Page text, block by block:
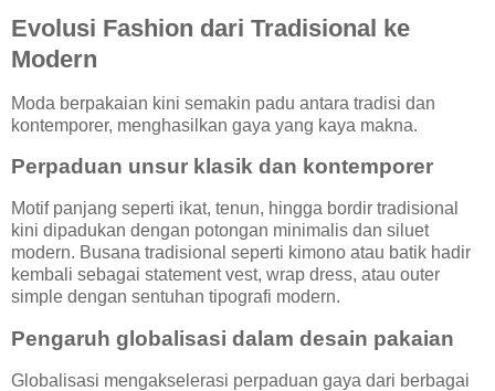
Evolusi Fashion dari Tradisional ke
Modern
Moda berpakaian kini semakin padu antara tradisi dan
kontemporer, menghasilkan gaya yang kaya makna.
Perpaduan unsur klasik dan kontemporer
Motif panjang seperti ikat, tenun, hingga bordir tradisional
kini dipadukan dengan potongan minimalis dan siluet
modern. Busana tradisional seperti kimono atau batik hadir
kembali sebagai statement vest, wrap dress, atau outer
simple dengan sentuhan tipografi modern.
Pengaruh globalisasi dalam desain pakaian
Globalisasi mengakselerasi perpaduan gaya dari berbagai